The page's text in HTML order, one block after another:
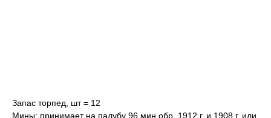
Запас торпед, шт = 12
Мины: принимает на палубу 96 мин обр. 1912 г. и 1908 г. или